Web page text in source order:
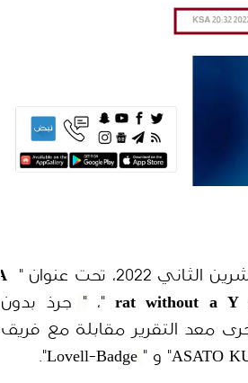
A
rat without a Y "، "
Lovell-Badge".